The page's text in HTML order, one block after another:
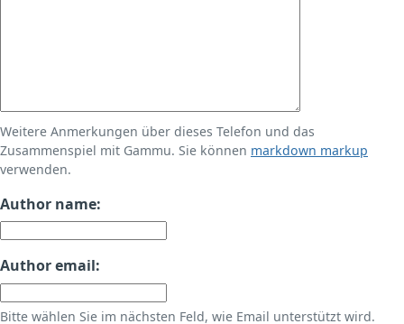
Weitere Anmerkungen über dieses Telefon und das
Zusammenspiel mit Gammu. Sie können markdown markup
verwenden.
Author name:
Author email:
Bitte wählen Sie im nächsten Feld, wie Email unterstützt wird.